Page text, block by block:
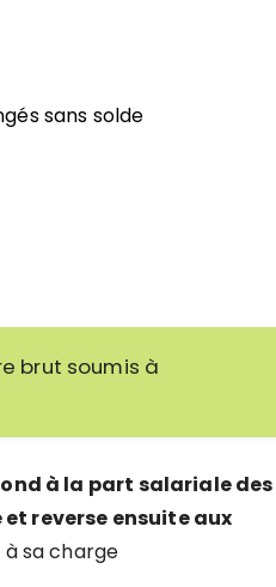
sans solde
brut soumis à
à la part salariale des
reverse ensuite aux
sa charge